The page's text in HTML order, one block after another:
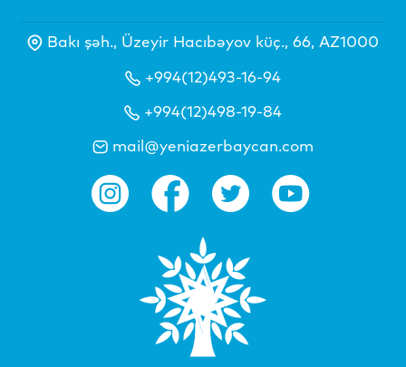
Bakı şəh., Üzeyir Hacıbəyov küç., 66, AZ1000
+994(12)493-16-94
+994(12)498-19-84
mail@yeniazerbaycan.com